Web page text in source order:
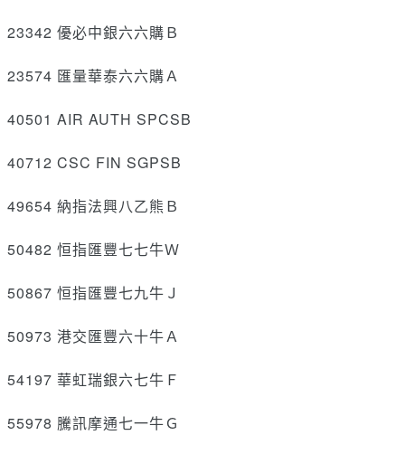
23342 優必中銀六六購Ｂ
23574 匯量華泰六六購Ａ
40501 AIR AUTH SPCSB
40712 CSC FIN SGPSB
49654 納指法興八乙熊Ｂ
50482 恒指匯豐七七牛Ｗ
50867 恒指匯豐七九牛Ｊ
50973 港交匯豐六十牛Ａ
54197 華虹瑞銀六七牛Ｆ
55978 騰訊摩通七一牛Ｇ